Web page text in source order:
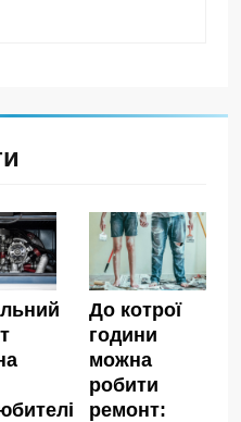
До котрої
години
можна
робити
ремонт: